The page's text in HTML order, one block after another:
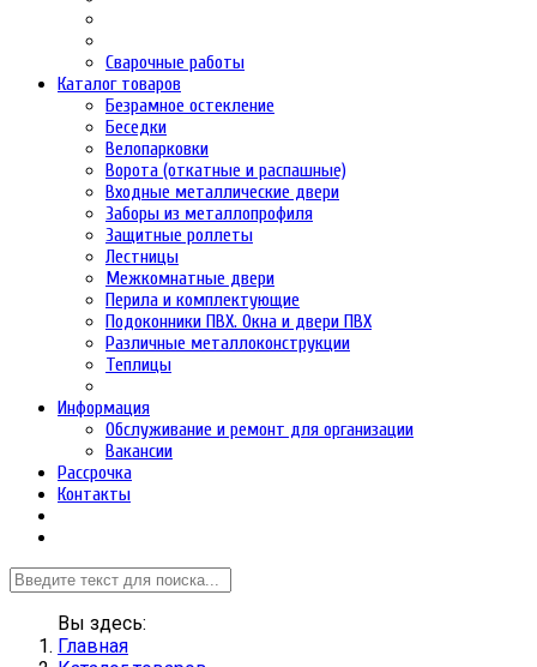
Сварочные работы
Каталог товаров
Безрамное остекление
Беседки
Велопарковки
Ворота (откатные и распашные)
Входные металлические двери
Заборы из металлопрофиля
Защитные роллеты
Лестницы
Межкомнатные двери
Перила и комплектующие
Подоконники ПВХ. Окна и двери ПВХ
Различные металлоконструкции
Теплицы
Информация
Обслуживание и ремонт для организации
Вакансии
Рассрочка
Контакты
Вы здесь:
Главная